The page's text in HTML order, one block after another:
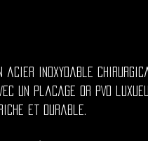
acier inoxydable
un placage or PVD
et durable.